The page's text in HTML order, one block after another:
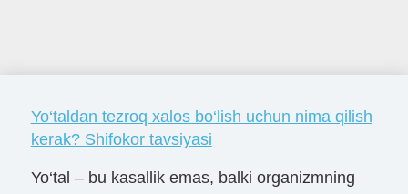
Yo‘taldan tezroq xalos bo‘lish uchun nima qilish
kerak? Shifokor tavsiyasi
Yo‘tal – bu kasallik emas, balki organizmning